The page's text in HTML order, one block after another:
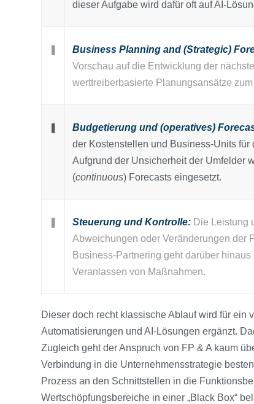
dieser Aufgabe wird dafür oft auf AI-
Business Planning and (Strategic)
Vorschau auf die Entwicklung der
werttreiberbasierte Planungsansätze
Budgetierung und (operatives)
der Kostenstellen und Business-Units
Aufgrund der Unsicherheit der Umfelder
(continuous) Forecasts eingesetzt.
Steuerung und Kontrolle: Die Leistung
Abweichungen oder Veränderungen der
Business-Partnering geht darüber
Veranlassen von Maßnahmen.
Dieser doch recht klassische Ablauf wird für ein
Automatisierungen und AI-Lösungen ergänzt.
Zugleich geht der Anspruch von FP & A kaum
Verbindung in die Unternehmensstrategie
Prozess an den Schnittstellen in die
Wertschöpfungsbereiche in einer „Black Box“